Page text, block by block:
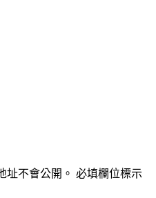
址不會公開。 必填欄位標示